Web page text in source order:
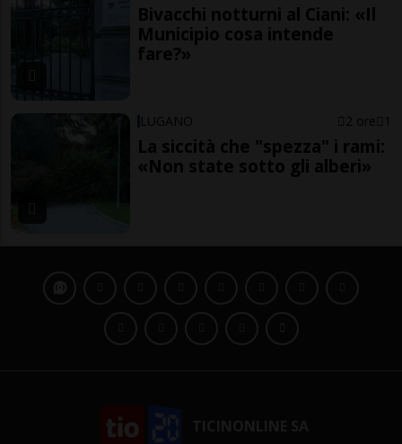
Bivacchi notturni al Ciani: «Il
Municipio cosa intende
fare?»
LUGANO 2 ore 1
La siccità che "spezza" i rami:
«Non state sotto gli alberi»